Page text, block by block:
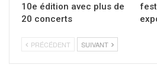
10e édition avec plus de
20 concerts
PRÉCÉDENT SUIVANT